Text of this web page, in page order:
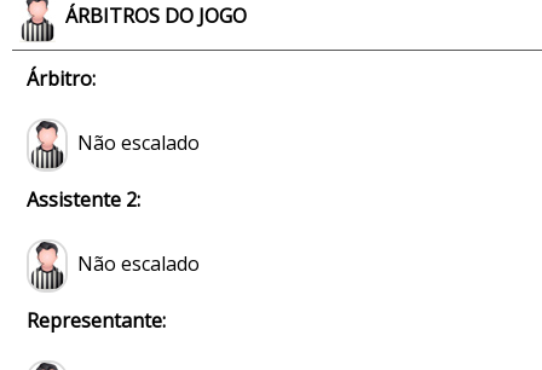
ÁRBITROS DO JOGO
Árbitro:
Não escalado
Assistente 2:
Não escalado
Representante: